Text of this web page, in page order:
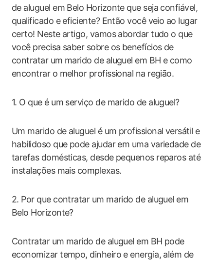
de aluguel em Belo Horizonte que seja confiável,
qualificado e eficiente? Então você veio ao lugar
certo! Neste artigo, vamos abordar tudo o que
você precisa saber sobre os benefícios de
contratar um marido de aluguel em BH e como
encontrar o melhor profissional na região.
1. O que é um serviço de marido de aluguel?
Um marido de aluguel é um profissional versátil e
habilidoso que pode ajudar em uma variedade de
tarefas domésticas, desde pequenos reparos até
instalações mais complexas.
2. Por que contratar um marido de aluguel em
Belo Horizonte?
Contratar um marido de aluguel em BH pode
economizar tempo, dinheiro e energia, além de